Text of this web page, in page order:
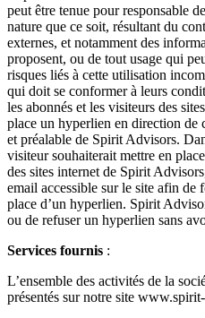
peut être tenue pour responsable
nature que ce soit, résultant du
externes, et notamment des
proposent, ou de tout usage qui
risques liés à cette utilisation
qui doit se conformer à leurs
les abonnés et les visiteurs des
place un hyperlien en direction de
et préalable de Spirit Advisors.
visiteur souhaiterait mettre en
des sites internet de Spirit
email accessible sur le site afin de
place d’un hyperlien. Spirit
ou de refuser un hyperlien sans
Services fournis :
L’ensemble des activités de la
présentés sur notre site